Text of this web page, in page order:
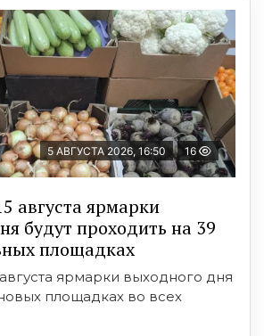
5 АВГУСТА 2026, 16:50 16
августа ярмарки
будут проходить на 39
площадках
ярмарки выходного дня
площадках во всех